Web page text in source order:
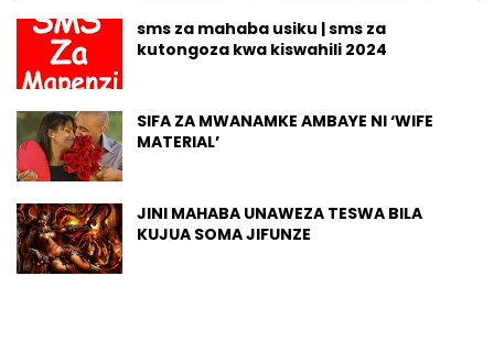
sms za mahaba usiku | sms za
kutongoza kwa kiswahili 2024
SIFA ZA MWANAMKE AMBAYE NI ‘WIFE
MATERIAL’
JINI MAHABA UNAWEZA TESWA BILA
KUJUA SOMA JIFUNZE